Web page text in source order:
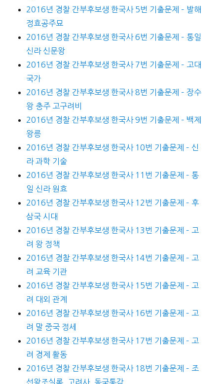
2016년 경찰 간부후보생 한국사 5번 기출문제 – 발해
정효공주묘
2016년 경찰 간부후보생 한국사 6번 기출문제 – 통일
신라 신문왕
2016년 경찰 간부후보생 한국사 7번 기출문제 – 고대
국가
2016년 경찰 간부후보생 한국사 8번 기출문제 – 장수
왕 충주 고구려비
2016년 경찰 간부후보생 한국사 9번 기출문제 – 백제
왕릉
2016년 경찰 간부후보생 한국사 10번 기출문제 – 신
라 과학 기술
2016년 경찰 간부후보생 한국사 11번 기출문제 – 통
일 신라 원효
2016년 경찰 간부후보생 한국사 12번 기출문제 – 후
삼국 시대
2016년 경찰 간부후보생 한국사 13번 기출문제 – 고
려 왕 정책
2016년 경찰 간부후보생 한국사 14번 기출문제 – 고
려 교육 기관
2016년 경찰 간부후보생 한국사 15번 기출문제 – 고
려 대외 관계
2016년 경찰 간부후보생 한국사 16번 기출문제 – 고
려 말 중국 정세
2016년 경찰 간부후보생 한국사 17번 기출문제 – 고
려 경제 활동
2016년 경찰 간부후보생 한국사 18번 기출문제 – 조
선왕조실록, 고려사, 동국통감